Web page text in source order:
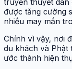
truyền thuyết dân
được tăng cường
nhiều may mắn
Chính vì vậy, nơi
du khách và Phật
ước thành hiện